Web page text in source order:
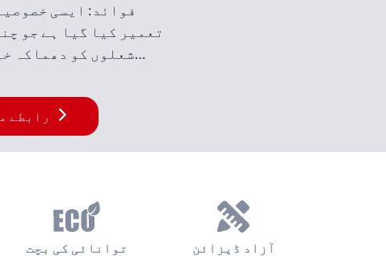
گیر گیسیں،
موجود
فوائد: ایسی
تعمیر کیا گیا ہے جو
شعلوں کو دھماکہ
رابطے
توانائی کی بچت آزاد ڈیزائن